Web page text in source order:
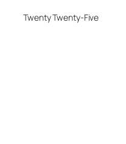
Twenty Twenty-Five